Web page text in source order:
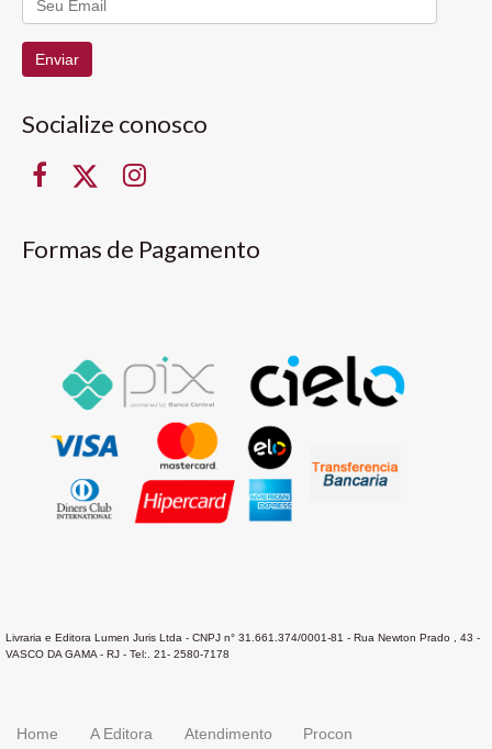
Enviar
Socialize conosco
Formas de Pagamento
Livraria e Editora Lumen Juris Ltda - CNPJ n° 31.661.374/0001-81 - Rua Newton Prado , 43 -
VASCO DA GAMA - RJ - Tel:. 21- 2580-7178
Home A Editora Atendimento Procon